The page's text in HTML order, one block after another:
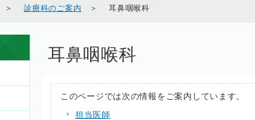
＞診療科のご案内 ＞ 耳鼻咽喉科
耳鼻咽喉科
このページでは次の情報をご案内しています。
担当医師